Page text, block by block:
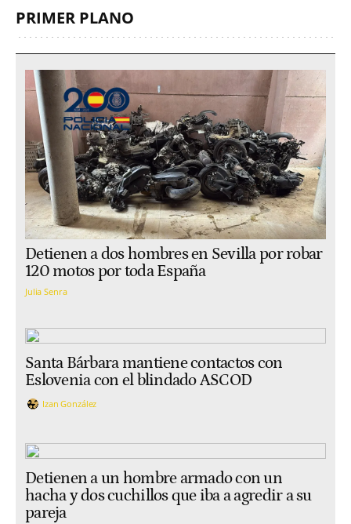
PRIMER PLANO
Detienen a dos hombres en Sevilla por robar
120 motos por toda España
Julia Senra
Santa Bárbara mantiene contactos con
Eslovenia con el blindado ASCOD
Izan González
Detienen a un hombre armado con un
hacha y dos cuchillos que iba a agredir a su
pareja